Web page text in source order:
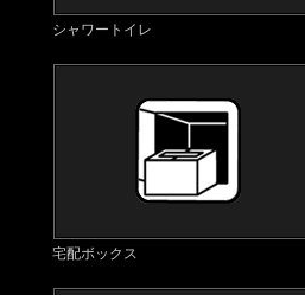
シャワートイレ
宅配ボックス